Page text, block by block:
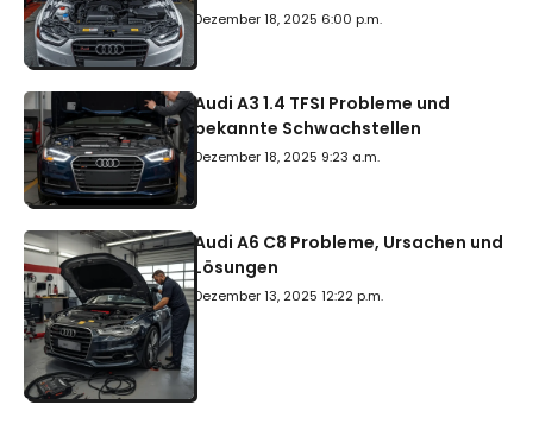
Dezember 18, 2025 6:00 p.m.
Audi A3 1.4 TFSI Probleme und
bekannte Schwachstellen
Dezember 18, 2025 9:23 a.m.
Audi A6 C8 Probleme, Ursachen und
Lösungen
Dezember 13, 2025 12:22 p.m.